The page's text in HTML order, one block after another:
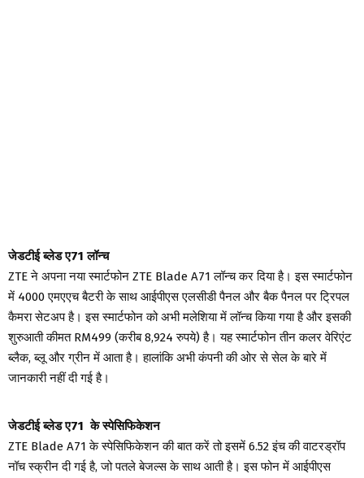
जेडटीई ब्लेड ए71 लॉन्च
ZTE ने अपना नया स्मार्टफोन ZTE Blade A71 लॉन्च कर दिया है। इस स्मार्टफोन
में 4000 एमएएच बैटरी के साथ आईपीएस एलसीडी पैनल और बैक पैनल पर ट्रिपल
कैमरा सेटअप है। इस स्मार्टफोन को अभी मलेशिया में लॉन्च किया गया है और इसकी
शुरुआती कीमत RM499 (करीब 8,924 रुपये) है। यह स्मार्टफोन तीन कलर वेरिएंट
ब्लैक, ब्लू और ग्रीन में आता है। हालांकि अभी कंपनी की ओर से सेल के बारे में
जानकारी नहीं दी गई है।
जेडटीई ब्लेड ए71 के स्पेसिफिकेशन
ZTE Blade A71 के स्पेसिफिकेशन की बात करें तो इसमें 6.52 इंच की वाटरड्रॉप
नॉच स्क्रीन दी गई है, जो पतले बेजल्स के साथ आती है। इस फोन में आईपीएस